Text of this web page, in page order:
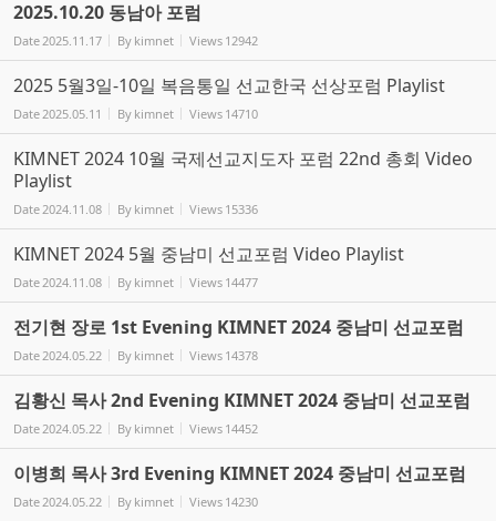
2025.10.20 동남아 포럼
Date2025.11.17 By kimnet Views 12942
2025 5월3일-10일 복음통일 선교한국 선상포럼 Playlist
Date2025.05.11 By kimnet Views 14710
KIMNET 2024 10월 국제선교지도자 포럼 22nd 총회 Video
Playlist
Date2024.11.08 By kimnet Views 15336
KIMNET 2024 5월 중남미 선교포럼 Video Playlist
Date2024.11.08 By kimnet Views 14477
전기현 장로 1st Evening KIMNET 2024 중남미 선교포럼
Date2024.05.22 By kimnet Views 14378
김황신 목사 2nd Evening KIMNET 2024 중남미 선교포럼
Date2024.05.22 By kimnet Views 14452
이병희 목사 3rd Evening KIMNET 2024 중남미 선교포럼
Date2024.05.22 By kimnet Views 14230